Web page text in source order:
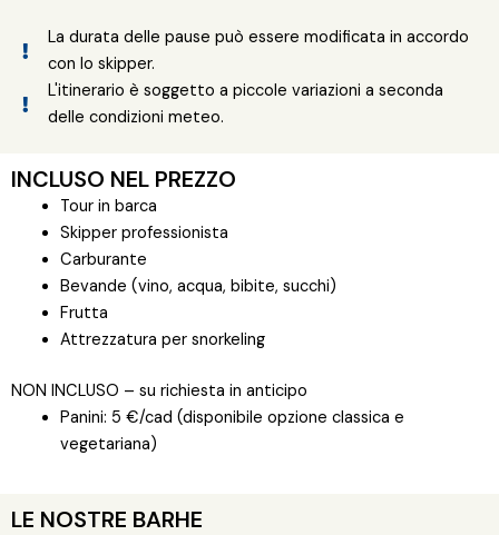
La durata delle pause può essere modificata in accordo
con lo skipper.
L'itinerario è soggetto a piccole variazioni a seconda
delle condizioni meteo.
INCLUSO NEL PREZZO
Tour in barca
Skipper professionista
Carburante
Bevande (vino, acqua, bibite, succhi)
Frutta
Attrezzatura per snorkeling
NON INCLUSO – su richiesta in anticipo
Panini: 5 €/cad (disponibile opzione classica e
vegetariana)
LE NOSTRE BARHE